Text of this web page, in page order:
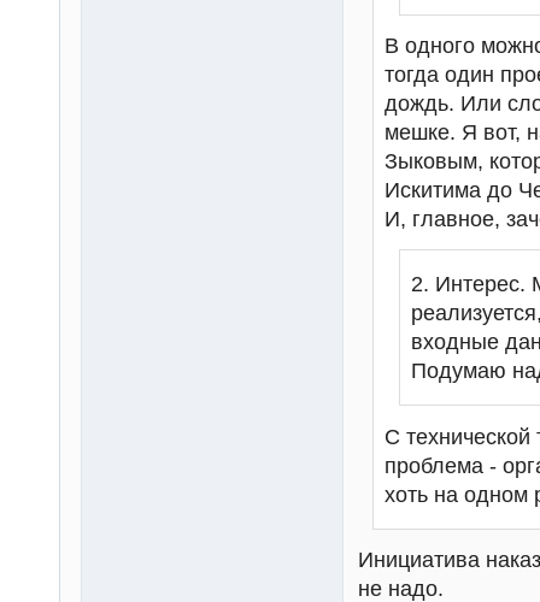
В одного
тогда один
дождь. Или
мешке. Я вот,
Зыковым,
Искитима до
И, главное,
2. Интерес.
входные
Подумаю
С технической
проблема -
хоть на одном
Инициатива
не надо.